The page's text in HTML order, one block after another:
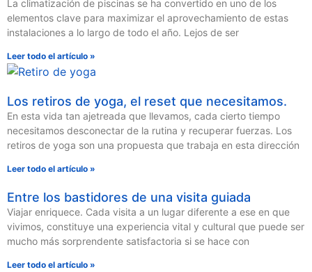
La climatización de piscinas se ha convertido en uno de los
elementos clave para maximizar el aprovechamiento de estas
instalaciones a lo largo de todo el año. Lejos de ser
Leer todo el artículo »
Los retiros de yoga, el reset que necesitamos.
En esta vida tan ajetreada que llevamos, cada cierto tiempo
necesitamos desconectar de la rutina y recuperar fuerzas. Los
retiros de yoga son una propuesta que trabaja en esta dirección
Leer todo el artículo »
Entre los bastidores de una visita guiada
Viajar enriquece. Cada visita a un lugar diferente a ese en que
vivimos, constituye una experiencia vital y cultural que puede ser
mucho más sorprendente satisfactoria si se hace con
Leer todo el artículo »